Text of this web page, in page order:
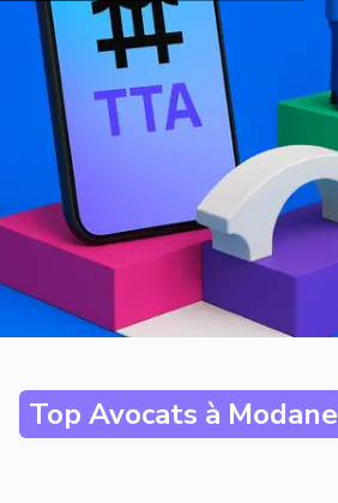
Top Avocats à Modane